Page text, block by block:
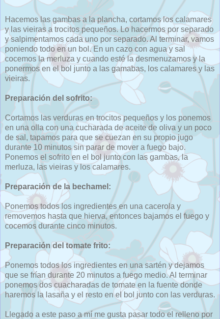
Hacemos las gambas a la plancha, cortamos los calamares
y las vieiras a trocitos pequeños. Lo hacermos por separado
y salpimentamos cada uno por separado. Al terminar, vamos
poniendo todo en un bol. En un cazo con agua y sal
cocemos la merluza y cuando esté la desmenuzamos y la
ponermos en el bol junto a las gamabas, los calamares y las
vieiras.
Preparación del sofrito:
Cortamos las verduras en trocitos pequeños y los ponemos
en una olla con una cucharada de aceite de oliva y un poco
de sal, tapamos para que se cuezan en su propio jugo
durante 10 minutos sin parar de mover a fuego bajo.
Ponemos el sofrito en el bol junto con las gambas, la
merluza, las vieiras y los calamares.
Preparación de la bechamel:
Ponemos todos los ingredientes en una cacerola y
removemos hasta que hierva, entonces bajamos el fuego y
cocemos durante cinco minutos.
Preparación del tomate frito:
Ponemos todos los ingredientes en una sartén y dejamos
que se frían durante 20 minutos a fuego medio. Al terminar
ponemos dos cuacharadas de tomate en la fuente donde
haremos la lasaña y el resto en el bol junto con las verduras.
Llegado a este paso a mí me gusta pasar todo el relleno por